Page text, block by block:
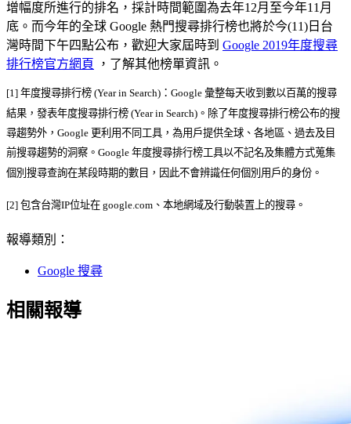
增幅度所進行的排名，採計時間範圍為去年12月至今年11月
底。而今年的全球 Google 熱門搜尋排行榜也將於今(11)日台
灣時間下午四點公布，歡迎大家屆時到 Google 2019年度搜尋
排行榜官方網頁
，了解其他榜單資訊。
[1] 年度搜尋排行榜 (Year in Search)：Google 彙整每天收到數以百萬的搜尋
結果，發表年度搜尋排行榜 (Year in Search)。除了年度搜尋排行榜公布的搜
尋趨勢外，Google 更利用不同工具，為用戶提供全球、各地區、過去及目
前搜尋趨勢的洞察。Google 年度搜尋排行榜工具以不記名及集體方式蒐集
個別搜尋查詢在某段時期的數目，因此不會辨識任何個別用戶的身份。
[2] 包含台灣IP位址在 google.com、本地網域及行動裝置上的搜尋。
報導類別：
Google 搜尋
相關報導